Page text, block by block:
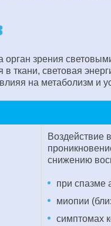
орган зрения
ткани, световая
на метаболизм и
Воздействие
снижению
при спазме
миопии
симптомах